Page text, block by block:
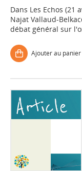
Dans Les Echos (21
Najat Vallaud-
débat général sur
Ajouter au panier